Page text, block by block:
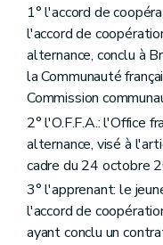
1° l'accord de
l'accord de
alternance, conclu à
la Communauté
Commission
2° l'O.F.F.A.: l'Office
alternance, visé à
cadre du 24 octobre
3° l'apprenant: le
l'accord de
ayant conclu un